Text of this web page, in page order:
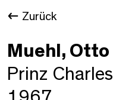
Zurück
Muehl, Otto
Prinz Charles